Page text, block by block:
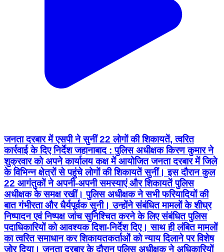
जनता दरबार में एसपी ने सुनीं 22 लोगों की शिकायतें, त्वरित
अधीक्षक के समक्ष रखीं। पुलिस अधीक्षक ने सभी फरियादियों की
बात गंभीरता और धैर्यपूर्वक सुनी। उन्होंने संबंधित मामलों के शीघ्र
निष्पादन एवं निष्पक्ष जांच सुनिश्चित करने के लिए संबंधित पुलिस
पदाधिकारियों को आवश्यक दिशा-निर्देश दिए। साथ ही लंबित मामलों
का त्वरित समाधान कर शिकायतकर्ताओं को न्याय दिलाने पर विशेष
जोर दिया। जनता दरबार के दौरान पुलिस अधीक्षक ने अधिकारियों
को निर्देशित किया कि आम नागरिकों की शिकायतों का समयबद्ध
निष्पादन सुनिश्चित किया जाए तथा प्रत्येक मामले की नियमित
निगरानी करते हुए आवश्यक कार्रवाई की जाए। उन्होंने कहा कि
जनता की समस्याओं का त्वरित समाधान पुलिस की प्राथमिकता है
और इसमें किसी प्रकार की लापरवाही बर्दाश्त नहीं की जाएगी।